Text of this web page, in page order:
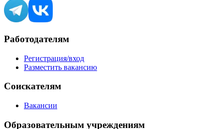
Работодателям
Регистрация/вход
Разместить вакансию
Соискателям
Вакансии
Образовательным учреждениям